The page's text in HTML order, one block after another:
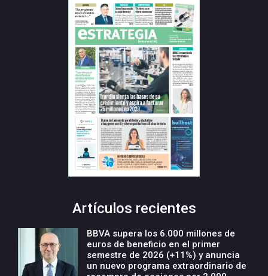
Artículos recientes
BBVA supera los 6.000 millones de
euros de beneficio en el primer
semestre de 2026 (+11%) y anuncia
un nuevo programa extraordinario de